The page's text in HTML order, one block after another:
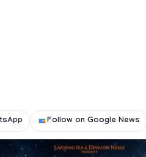
Follow on Google News